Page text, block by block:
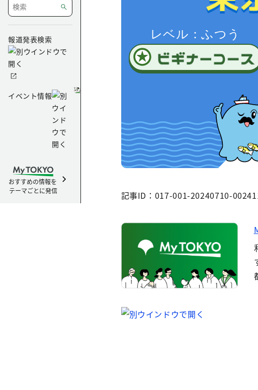
報道発表検索
イベント情報
おすすめの情報を
テーマごとに発信
レベル：ふつう
記事ID：017-001-20240710-